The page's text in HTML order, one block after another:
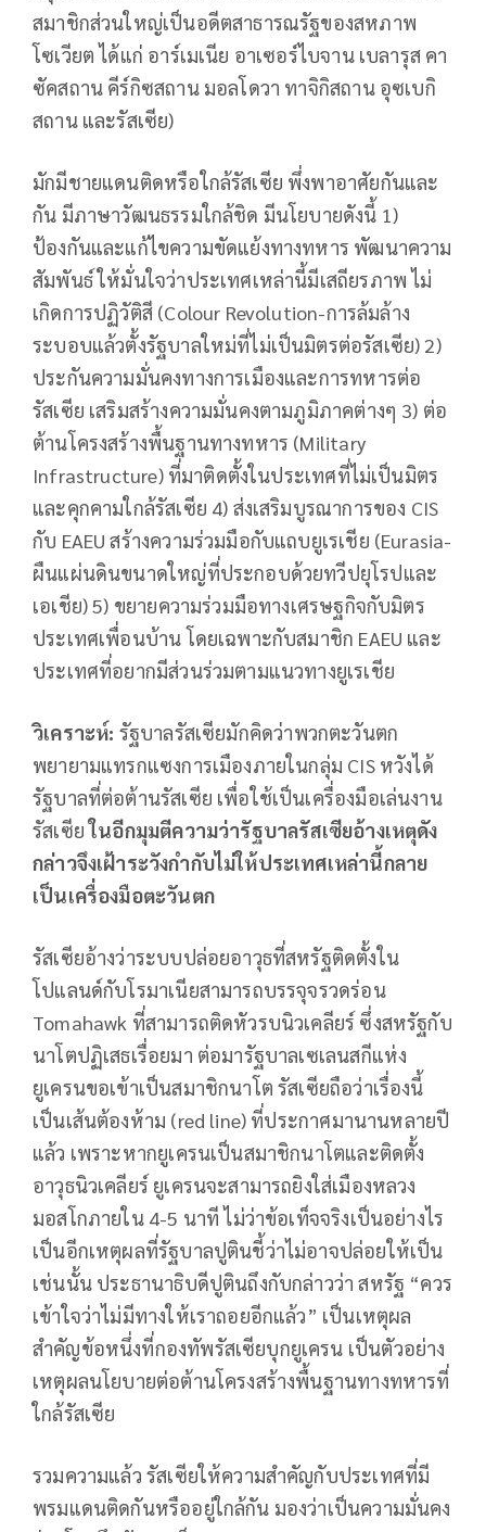
สมาชิกส่วนใหญ่เป็นอดีตสาธารณรัฐของสหภาพ
โซเวียต ได้แก่ อาร์เมเนีย อาเซอร์ไบจาน เบลารุส คา
ซัคสถาน คีร์กิซสถาน มอลโดวา ทาจิกิสถาน อุซเบกิ
สถาน และรัสเซีย)
มักมีชายแดนติดหรือใกล้รัสเซีย พึ่งพาอาศัยกันและ
กัน มีภาษาวัฒนธรรมใกล้ชิด มีนโยบายดังนี้ 1)
ป้องกันและแก้ไขความขัดแย้งทางทหาร พัฒนาความ
สัมพันธ์ ให้มั่นใจว่าประเทศเหล่านี้มีเสถียรภาพ ไม่
เกิดการปฏิวัติสี (Colour Revolution-การล้มล้าง
ระบอบแล้วตั้งรัฐบาลใหม่ที่ไม่เป็นมิตรต่อรัสเซีย) 2)
ประกันความมั่นคงทางการเมืองและการทหารต่อ
รัสเซีย เสริมสร้างความมั่นคงตามภูมิภาคต่างๆ 3) ต่อ
ต้านโครงสร้างพื้นฐานทางทหาร (Military
Infrastructure) ที่มาติดตั้งในประเทศที่ไม่เป็นมิตร
และคุกคามใกล้รัสเซีย 4) ส่งเสริมบูรณาการของ CIS
กับ EAEU สร้างความร่วมมือกับแถบยูเรเชีย (Eurasia-
ผืนแผ่นดินขนาดใหญ่ที่ประกอบด้วยทวีปยุโรปและ
เอเชีย) 5) ขยายความร่วมมือทางเศรษฐกิจกับมิตร
ประเทศเพื่อนบ้าน โดยเฉพาะกับสมาชิก EAEU และ
ประเทศที่อยากมีส่วนร่วมตามแนวทางยูเรเชีย
วิเคราะห์: รัฐบาลรัสเซียมักคิดว่าพวกตะวันตก
พยายามแทรกแซงการเมืองภายในกลุ่ม CIS หวังได้
รัฐบาลที่ต่อต้านรัสเซีย เพื่อใช้เป็นเครื่องมือเล่นงาน
รัสเซียในอีกมุมตีความว่ารัฐบาลรัสเซียอ้างเหตุดัง
กล่าวจึงเฝ้าระวังกำกับไม่ให้ประเทศเหล่านี้กลาย
เป็นเครื่องมือตะวันตก
รัสเซียอ้างว่าระบบปล่อยอาวุธที่สหรัฐติดตั้งใน
โปแลนด์กับโรมาเนียสามารถบรรจุจรวดร่อน
Tomahawk ที่สามารถติดหัวรบนิวเคลียร์ ซึ่งสหรัฐกับ
นาโตปฏิเสธเรื่อยมา ต่อมารัฐบาลเซเลนสกีแห่ง
ยูเครนขอเข้าเป็นสมาชิกนาโต รัสเซียถือว่าเรื่องนี้
เป็นเส้นต้องห้าม (red line) ที่ประกาศมานานหลายปี
แล้ว เพราะหากยูเครนเป็นสมาชิกนาโตและติดตั้ง
อาวุธนิวเคลียร์ ยูเครนจะสามารถยิงใส่เมืองหลวง
มอสโกภายใน 4-5 นาที ไม่ว่าข้อเท็จจริงเป็นอย่างไร
เป็นอีกเหตุผลที่รัฐบาลปูตินชี้ว่าไม่อาจปล่อยให้เป็น
เช่นนั้น ประธานาธิบดีปูตินถึงกับกล่าวว่า สหรัฐ “ควร
เข้าใจว่าไม่มีทางให้เราถอยอีกแล้ว” เป็นเหตุผล
สำคัญข้อหนึ่งที่กองทัพรัสเซียบุกยูเครน เป็นตัวอย่าง
เหตุผลนโยบายต่อต้านโครงสร้างพื้นฐานทางทหารที่
ใกล้รัสเซีย
รวมความแล้ว รัสเซียให้ความสำคัญกับประเทศที่มี
พรมแดนติดกันหรืออยู่ใกล้กัน มองว่าเป็นความมั่นคง